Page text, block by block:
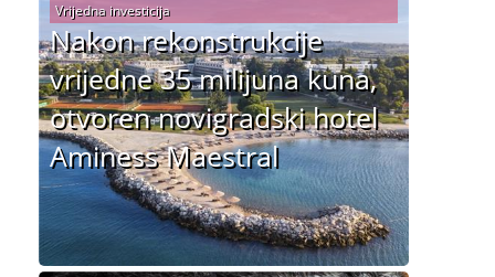
Nakon rekonstrukcije
vrijedne 35 milijuna kuna,
otvoren novigradski hotel
Aminess Maestral
Vrijedna investicija